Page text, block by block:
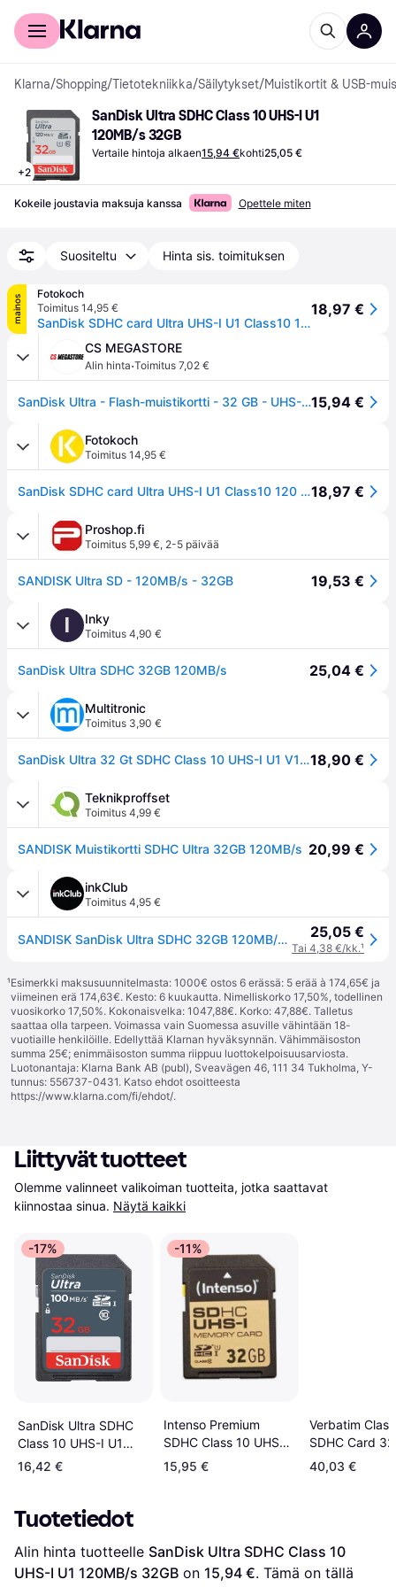
Kuluttajille
Klarna/Shopping/Tietotekniikka/Säilytykset/Muistikortit & USB-
+2
SanDisk Ultra SDHC Class 10 UHS-I U1
120MB/s 32GB
Vertaile hintoja alkaen15,94 €kohti25,05 €
Kokeile joustavia maksuja kanssa Opettele miten
Suositeltu Hinta sis. toimituksen
mainos
Fotokoch
Toimitus 14,95 €
SanDisk SDHC card Ultra UHS-I U1 Class10 120 MB/s 32 GB
18,97 €
CS MEGASTORE
Alin hinta·Toimitus 7,02 €
SanDisk Ultra - Flash-muistikortti - 32 GB - UHS-I U1 / Class10 - SDHC UHS-I15,94 €
Fotokoch
Toimitus 14,95 €
SanDisk SDHC card Ultra UHS-I U1 Class10 120 MB/s 32 GB18,97 €
Proshop.fi
Toimitus 5,99 €, 2-5 päivää
SANDISK Ultra SD - 120MB/s - 32GB 19,53 €
I Inky
Toimitus 4,90 €
SanDisk Ultra SDHC 32GB 120MB/s 25,04 €
Multitronic
Toimitus 3,90 €
SanDisk Ultra 32 Gt SDHC Class 10 UHS-I U1 V10 -muistikortti, musta18,90 €
Teknikproffset
Toimitus 4,99 €
SANDISK Muistikortti SDHC Ultra 32GB 120MB/s 20,99 €
inkClub
Toimitus 4,95 €
SANDISK SanDisk Ultra SDHC 32GB 120MB/s 0619659183813 Vastaa: N/A 25,05 €
Tai 4,38 €/kk.¹
¹Esimerkki maksusuunnitelmasta: 1000€ ostos 6 erässä: 5 erää à 174,65€ ja
viimeinen erä 174,63€. Kesto: 6 kuukautta. Nimelliskorko 17,50%, todellinen
vuosikorko 17,50%. Kokonaisvelka: 1047,88€. Korko: 47,88€. Talletus
saattaa olla tarpeen. Voimassa vain Suomessa asuville vähintään 18-
vuotiaille henkilöille. Edellyttää Klarnan hyväksynnän. Vähimmäisoston
summa 25€; enimmäisoston summa riippuu luottokelpoisuusarviosta.
Luotonantaja: Klarna Bank AB (publ), Sveavägen 46, 111 34 Tukholma, Y-
tunnus: 556737-0431. Katso ehdot osoitteesta
https://www.klarna.com/fi/ehdot/.
Liittyvät tuotteet
Olemme valinneet valikoiman tuotteita, jotka saattavat
kiinnostaa sinua. Näytä kaikki
-17%
SanDisk Ultra SDHC
Class 10 UHS-I U1
100MB/s 32GB
16,42 €
-11%
Intenso Premium
SDHC Class 10 UHS-I
U1 45/10MB/s 32GB
15,95 €
Verbatim
SDHC Card
40,03 €
Tuotetiedot
Alin hinta tuotteelle SanDisk Ultra SDHC Class 10
UHS-I U1 120MB/s 32GB on 15,94 €. Tämä on tällä